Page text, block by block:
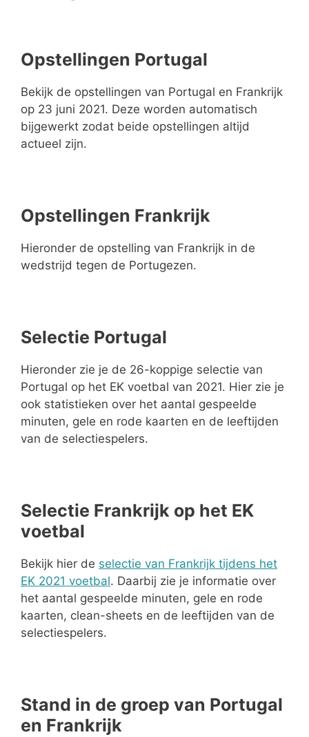
Opstellingen Portugal
Bekijk de opstellingen van Portugal en Frankrijk
op 23 juni 2021. Deze worden automatisch
bijgewerkt zodat beide opstellingen altijd
actueel zijn.
Opstellingen Frankrijk
Hieronder de opstelling van Frankrijk in de
wedstrijd tegen de Portugezen.
Selectie Portugal
Hieronder zie je de 26-koppige selectie van
Portugal op het EK voetbal van 2021. Hier zie je
ook statistieken over het aantal gespeelde
minuten, gele en rode kaarten en de leeftijden
van de selectiespelers.
Selectie Frankrijk op het EK
voetbal
Bekijk hier de selectie van Frankrijk tijdens het
EK 2021 voetbal. Daarbij zie je informatie over
het aantal gespeelde minuten, gele en rode
kaarten, clean-sheets en de leeftijden van de
selectiespelers.
Stand in de groep van Portugal
en Frankrijk